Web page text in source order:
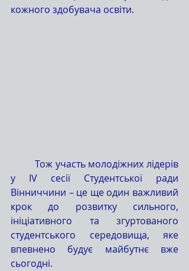
кожного здобувача освіти.
у IV сесії Студентської ради
Вінниччини – це ще один важливий
крок до розвитку сильного,
ініціативного та згуртованого
студентського середовища, яке
впевнено будує майбутнє вже
сьогодні.